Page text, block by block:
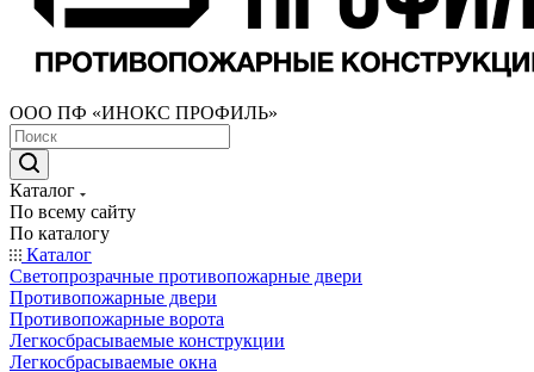
ООО ПФ «ИНОКС ПРОФИЛЬ»
Каталог
По всему сайту
По каталогу
Каталог
Светопрозрачные противопожарные двери
Противопожарные двери
Противопожарные ворота
Легкосбрасываемые конструкции
Легкосбрасываемые окна